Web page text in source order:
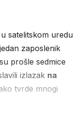
satelitskom uredu
zaposlenik
prošle sedmice
izlazak na
tvrde mnogi